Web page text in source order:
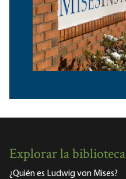
Explorar la biblioteca
¿Quién es Ludwig von Mises?